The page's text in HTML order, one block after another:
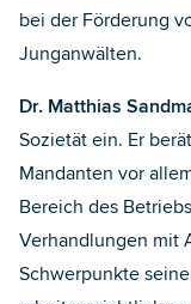
bei der Förderung
Junganwälten.
Dr. Matthias
Sozietät ein. Er
Mandanten vor
Bereich des
Verhandlungen mit
Schwerpunkte